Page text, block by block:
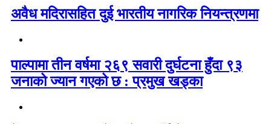
अवैध मदिरासहित दुई भारतीय नागरिक नियन्त्रणमा
पाल्पामा तीन वर्षमा २६९ सवारी दुर्घटना हुँदा ९३
जनाको ज्यान गएको छ : प्रमुख खड्का